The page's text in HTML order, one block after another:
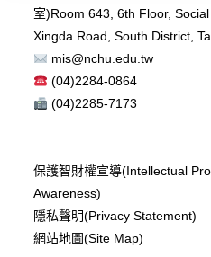
室)Room 643, 6th Floor,
Xingda Road, South District,
mis@nchu.edu.tw
(04)2284-0864
(04)2285-7173
保護智財權宣導(Intellectual
Awareness)
隱私聲明(Privacy Statement)
網站地圖(Site Map)